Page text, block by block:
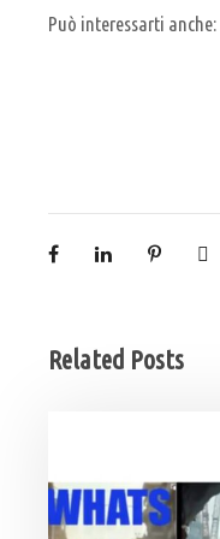
Può interessarti anche:
Related Posts